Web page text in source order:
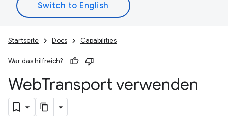
Startseite Docs Capabilities
War das hilfreich?
WebTransport verwenden